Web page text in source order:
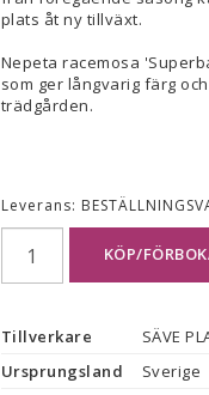
plats åt ny tillväxt.
Nepeta racemosa
som ger långvarig färg
trädgården.
Leverans:
KÖP/
Tillverkare
SÄVE
Ursprungsland
Sverige